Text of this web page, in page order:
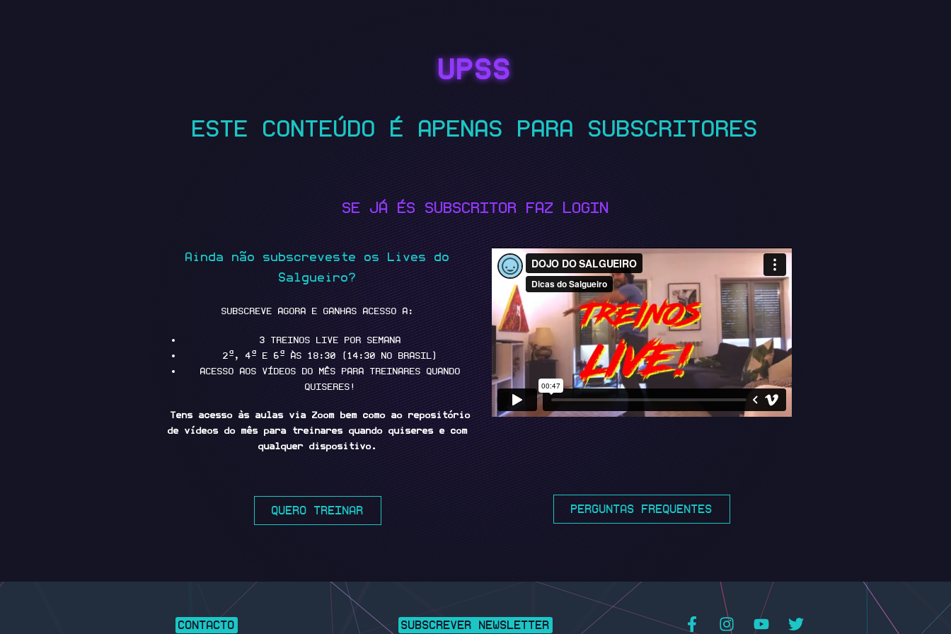
UPSS
ESTE CONTEÚDO É APENAS PARA SUBSCRITORES
SE JÁ ÉS SUBSCRITOR FAZ LOGIN
Ainda não subscreveste os Lives do
Salgueiro?
SUBSCREVE AGORA E GANHAS ACESSO A:
3 TREINOS LIVE POR SEMANA
2ª, 4ª E 6ª ÀS 18:30 (14:30 NO BRASIL)
ACESSO AOS VÍDEOS DO MÊS PARA TREINARES QUANDO
QUISERES!
Tens acesso às aulas via Zoom bem como ao repositório
de vídeos do mês para treinares quando quiseres e com
qualquer dispositivo.
QUERO TREINAR PERGUNTAS FREQUENTES
CONTACTO SUBSCREVER NEWSLETTER